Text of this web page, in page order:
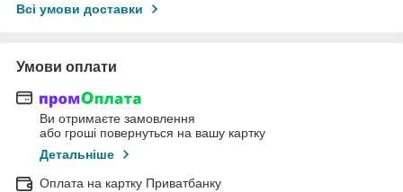
Всі умови доставки
Умови оплати
Ви отримаєте замовлення
або гроші повернуться на вашу картку
Детальніше
Оплата на картку Приватбанку